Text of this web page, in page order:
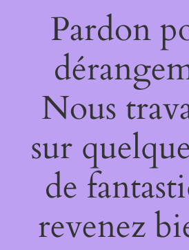
Pardon
Nous
sur
de
revenez